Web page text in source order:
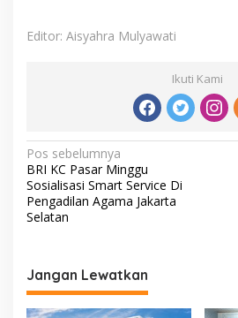
Editor: Aisyahra Mulyawati
Ikuti Kami
Navigasi
pos
Pos sebelumnya
BRI KC Pasar Minggu
Sosialisasi Smart Service Di
Pengadilan Agama Jakarta
Selatan
Jangan Lewatkan